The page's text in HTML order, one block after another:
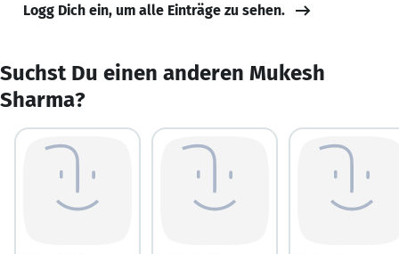
Logg Dich ein, um alle Einträge zu sehen.
Suchst Du einen anderen Mukesh
Sharma?